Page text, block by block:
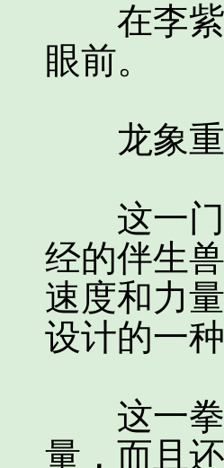
在李紫
眼前。
龙象重
这一门
经的伴生
速度和力
设计的一
这一拳
量，而且